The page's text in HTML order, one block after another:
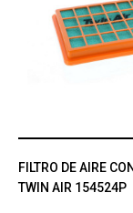
FILTRO DE AIRE
TWIN AIR 154524P